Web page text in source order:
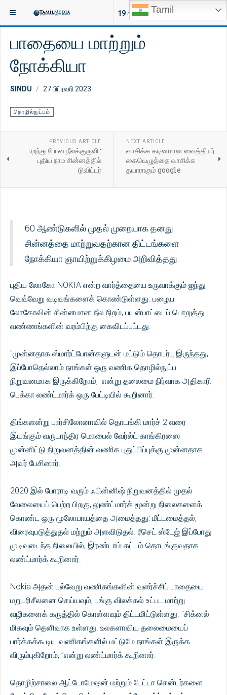
Tamil
19 NEW ARTICLES
இருக்குமிடம்: கட்டுரைகள் தொழில்நுட்பம்
பாதையை மாற்றும்
நோக்கியா
SINDU 27 பிப்ரவரி 2023
தொழில்நுட்பம்
PREVIOUS ARTICLE
பறந்து போன நீலக்குருவி :
புதிய நாம சின்னத்தில்
டுவிட்டர்
NEXT ARTICLE
வாசிக்க கடினமான வைத்தியர்
கையெழுத்தை வாசிக்க
தயாராகும் google
60 ஆண்டுகளில் முதல் முறையாக தனது
சின்னத்தை மாற்றுவதற்கான திட்டங்களை
நோக்கியா ஞாயிற்றுக்கிழமை அறிவித்தது.
புதிய லோகோ NOKIA என்ற வார்த்தையை உருவாக்கும் ஐந்து
வெவ்வேறு வடிவங்களைக் கொண்டுள்ளது. பழைய
லோகோவின் சின்னமான நீல நிறம், பயன்பாட்டைப் பொறுத்து
வண்ணங்களின் வரம்பிற்கு கைவிடப்பட்டது.
"முன்னதாக ஸ்மார்ட்போன்களுடன் மட்டும் தொடர்பு இருந்தது,
இப்போதெல்லாம் நாங்கள் ஒரு வணிக தொழில்நுட்ப
நிறுவனமாக இருக்கிறோம்," என்று தலைமை நிர்வாக அதிகாரி
பெக்கா லண்ட்மார்க் ஒரு பேட்டியில் கூறினார்.
திங்களன்று பார்சிலோனாவில் தொடங்கி மார்ச் 2 வரை
இயங்கும் வருடாந்திர மொபைல் வேர்ல்ட் காங்கிரஸை
முன்னிட்டு நிறுவனத்தின் வணிக புதுப்பிப்புக்கு முன்னதாக
அவர் பேசினார்.
2020 இல் போராடி வரும் ஃபின்னிஷ் நிறுவனத்தில் முதல்
வேலையைப் பெற்ற பிறகு, லுண்ட்மார்க் மூன்று நிலைகளைக்
கொண்ட ஒரு மூலோபாயத்தை அமைத்தது: மீட்டமைத்தல்,
விரைவுபடுத்துதல் மற்றும் அளவிடுதல். ரீசெட் ஸ்டேஜ் இப்போது
முடிவடைந்த நிலையில், இரண்டாம் கட்டம் தொடங்குவதாக
லண்ட்மார்க் கூறினார்.
Nokia அதன் பல்வேறு வணிகங்களின் வளர்ச்சிப் பாதையை
மறுபரிசீலனை செய்யவும், பங்கு விலக்கல் உட்பட மாற்று
வழிகளைக் கருத்தில் கொள்ளவும் திட்டமிட்டுள்ளது. "சிக்னல்
மிகவும் தெளிவாக உள்ளது. உலகளாவிய தலைமையைப்
பார்க்கக்கூடிய வணிகங்களில் மட்டுமே நாங்கள் இருக்க
விரும்புகிறோம், ”என்று லண்ட்மார்க் கூறினார்.
தொழிற்சாலை ஆட்டோமேஷன் மற்றும் டேட்டா சென்டர்களை